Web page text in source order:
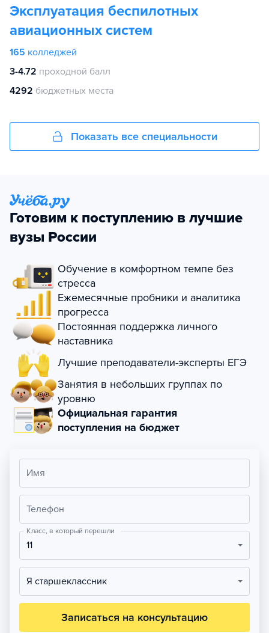
Эксплуатация беспилотных
авиационных систем
165 колледжей
3-4.72 проходной балл
4292 бюджетных места
Показать все специальности
Готовим к поступлению в лучшие
вузы России
Обучение в комфортном темпе без
стресса
Ежемесячные пробники и аналитика
прогресса
Постоянная поддержка личного
наставника
Лучшие преподаватели-эксперты ЕГЭ
Занятия в небольших группах по
уровню
Официальная гарантия
поступления на бюджет
Имя
Телефон
Класс, в который перешли
11
Я старшеклассник
Записаться на консультацию